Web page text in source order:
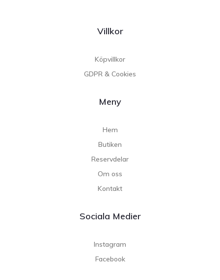
Villkor
Köpvillkor
GDPR & Cookies
Meny
Hem
Butiken
Reservdelar
Om oss
Kontakt
Sociala Medier
Instagram
Facebook